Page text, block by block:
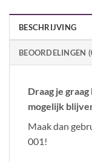
BESCHRIJVING
BEOORDELINGEN
Draag je
mogelijk
Maak dan
001!